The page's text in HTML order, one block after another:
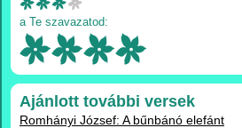
a Te szavazatod:
Ajánlott további versek
Romhányi József: A bűnbánó elefánt